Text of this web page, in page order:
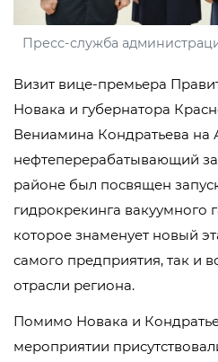
Пресс-служба
Визит вице-премьера
Новака и губернатора
Вениамина Кондратьева на
нефтеперерабатывающий
районе был посвящен
гидрокрекинга вакуумного
которое знаменует новый
самого предприятия, так и
отрасли региона.
Помимо Новака и
мероприятии